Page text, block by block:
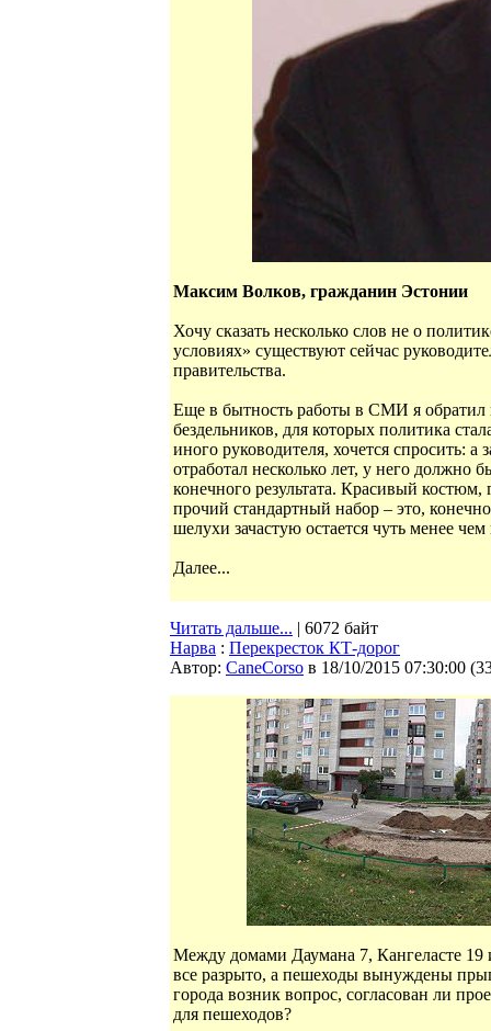
Максим Волков, гражданин Эстонии
Хочу сказать несколько слов не о
условиях» существуют сейчас
правительства.
Еще в бытность работы в СМИ я обратил
бездельников, для которых политика
иного руководителя, хочется спросить: а
отработал несколько лет, у него должно
конечного результата. Красивый
прочий стандартный набор – это,
шелухи зачастую остается чуть менее чем
Далее...
Читать дальше... | 6072 байт
Нарва : Перекресток КТ-дорог
Автор: CaneCorso в 18/10/2015 07:30:00 (
Между домами Даумана 7, Кангеласте 19
все разрыто, а пешеходы вынуждены
города возник вопрос, согласован ли
для пешеходов?